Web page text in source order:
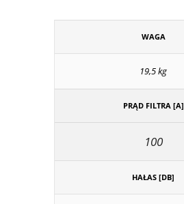
WAGA
19,5 kg
PRĄD FILTRA [A]
100
HAŁAS [DB]